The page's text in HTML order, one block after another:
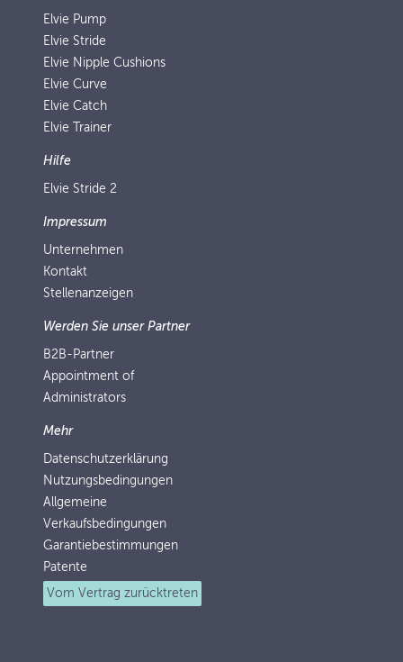
Elvie Pump
Elvie Stride
Elvie Nipple Cushions
Elvie Curve
Elvie Catch
Elvie Trainer
Hilfe
Elvie Stride 2
Impressum
Unternehmen
Kontakt
Stellenanzeigen
Werden Sie unser Partner
B2B-Partner
Appointment of
Administrators
Mehr
Datenschutzerklärung
Nutzungsbedingungen
Allgemeine
Verkaufsbedingungen
Garantiebestimmungen
Patente
Vom Vertrag zurücktreten